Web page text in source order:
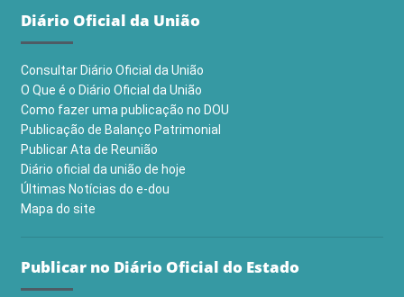
Diário Oficial da União
Consultar Diário Oficial da União
O Que é o Diário Oficial da União
Como fazer uma publicação no DOU
Publicação de Balanço Patrimonial
Publicar Ata de Reunião
Diário oficial da união de hoje
Últimas Notícias do e-dou
Mapa do site
Publicar no Diário Oficial do Estado